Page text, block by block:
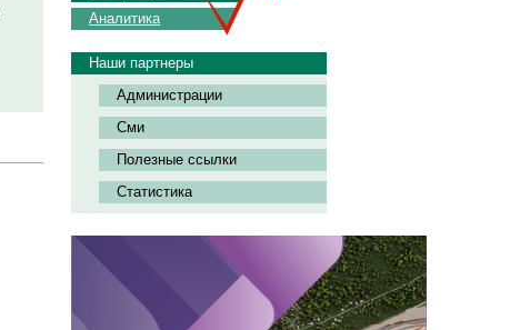
Аналитика
Наши партнеры
Администрации
Сми
Полезные ссылки
Статистика